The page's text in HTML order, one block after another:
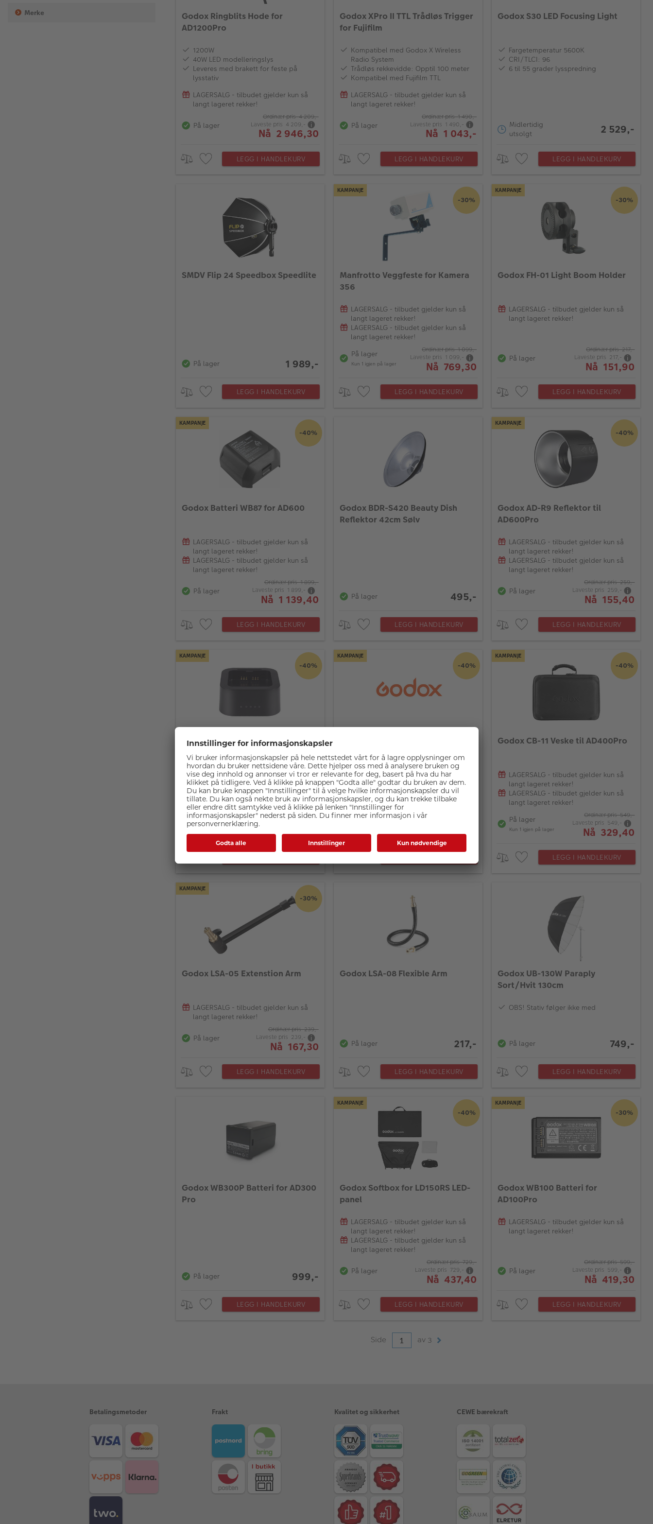
Merke
Godox Ringblits Hode for
AD1200Pro
1200W
40W LED modelleringslys
Leveres med brakett for feste på
lysstativ
LAGERSALG - tilbudet gjelder kun så
langt lageret rekker!
På lager
Ordinær pris 4 209,-
Laveste pris 4 209,-
Nå 2 946,30
LEGG I HANDLEKURV
Godox XPro II TTL Trådløs Trigger
for Fujifilm
Kompatibel med Godox X Wireless
Radio System
Trådløs rekkevidde: Opptil 100 meter
Kompatibel med Fujifilm TTL
LAGERSALG - tilbudet gjelder kun så
langt lageret rekker!
På lager
Ordinær pris 1 490,-
Laveste pris 1 490,-
Nå 1 043,-
LEGG I HANDLEKURV
Godox S30 LED Focusing Light
Fargetemperatur 5600K
CRI/TLCI: 96
6 til 55 grader lysspredning
Midlertidig
utsolgt
2 529,-
LEGG I HANDLEKURV
SMDV Flip 24 Speedbox Speedlite
På lager 1 989,-
LEGG I HANDLEKURV
KAMPANJE
-30%
Manfrotto Veggfeste for Kamera
356
LAGERSALG - tilbudet gjelder kun så
langt lageret rekker!
LAGERSALG - tilbudet gjelder kun så
langt lageret rekker!
På lager
Kun 1 igjen på lager
Ordinær pris 1 099,-
Laveste pris 1 099,-
Nå 769,30
LEGG I HANDLEKURV
KAMPANJE
-30%
Godox FH-01 Light Boom Holder
LAGERSALG - tilbudet gjelder kun så
langt lageret rekker!
På lager
Ordinær pris 217,-
Laveste pris 217,-
Nå 151,90
LEGG I HANDLEKURV
KAMPANJE
-40%
Godox Batteri WB87 for AD600
LAGERSALG - tilbudet gjelder kun så
langt lageret rekker!
LAGERSALG - tilbudet gjelder kun så
langt lageret rekker!
På lager
Ordinær pris 1 899,-
Laveste pris 1 899,-
Nå 1 139,40
LEGG I HANDLEKURV
Godox BDR-S420 Beauty Dish
Reflektor 42cm Sølv
På lager 495,-
LEGG I HANDLEKURV
KAMPANJE
-40%
Godox AD-R9 Reflektor til
AD600Pro
LAGERSALG - tilbudet gjelder kun så
langt lageret rekker!
LAGERSALG - tilbudet gjelder kun så
langt lageret rekker!
På lager
Ordinær pris 259,-
Laveste pris 259,-
Nå 155,40
LEGG I HANDLEKURV
KAMPANJE
-40%
Godox UC29 USB-Lader til AD200
(WB29 Batteri)
LAGERSALG - tilbudet gjelder kun så
langt lageret rekker!
På lager
Ordinær pris 399,40
Laveste pris 399,40
Nå 239,64
KAMPANJE
-40%
LAGERSALG - tilbudet gjelder kun så
langt lageret rekker!
LAGERSALG - tilbudet gjelder kun så
langt lageret rekker!
Nå 210,60
KAMPANJE
-40%
Godox CB-11 Veske til AD400Pro
LAGERSALG - tilbudet gjelder kun så
langt lageret rekker!
LAGERSALG - tilbudet gjelder kun så
langt lageret rekker!
På lager
Kun 1 igjen på lager
Ordinær pris 549,-
Laveste pris 549,-
Nå 329,40
LEGG I HANDLEKURV
KAMPANJE
-30%
Godox LSA-05 Extenstion Arm
LAGERSALG - tilbudet gjelder kun så
langt lageret rekker!
På lager
Ordinær pris 239,-
Laveste pris 239,-
Nå 167,30
LEGG I HANDLEKURV
Godox LSA-08 Flexible Arm
På lager 217,-
LEGG I HANDLEKURV
Godox UB-130W Paraply
Sort/Hvit 130cm
OBS! Stativ følger ikke med
På lager 749,-
LEGG I HANDLEKURV
Godox WB300P Batteri for AD300
Pro
På lager 999,-
LEGG I HANDLEKURV
KAMPANJE
-40%
Godox Softbox for LD150RS LED-
panel
LAGERSALG - tilbudet gjelder kun så
langt lageret rekker!
LAGERSALG - tilbudet gjelder kun så
langt lageret rekker!
På lager
Ordinær pris 729,-
Laveste pris 729,-
Nå 437,40
LEGG I HANDLEKURV
KAMPANJE
-30%
Godox WB100 Batteri for
AD100Pro
LAGERSALG - tilbudet gjelder kun så
langt lageret rekker!
På lager
Ordinær pris 599,-
Laveste pris 599,-
Nå 419,30
LEGG I HANDLEKURV
Side av 3
Betalingsmetoder Frakt Kvalitet og sikkerhet CEWE bærekraft